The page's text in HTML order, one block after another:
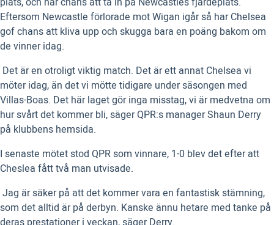
Eftersom Newcastle förlorade mot Wigan igår så har Chelsea
gof chans att kliva upp och skugga bara en poäng bakom om
de vinner idag.
 Det är en otroligt viktig match. Det är ett annat Chelsea vi
möter idag, än det vi mötte tidigare under säsongen med
Villas-Boas. Det här laget gör inga misstag, vi är medvetna om
hur svårt det kommer bli, säger QPR:s manager Shaun Derry
på klubbens hemsida.
I senaste mötet stod QPR som vinnare, 1-0 blev det efter att
Cheslea fått två man utvisade.
 Jag är säker på att det kommer vara en fantastisk stämning,
som det alltid är på derbyn. Kanske ännu hetare med tanke på